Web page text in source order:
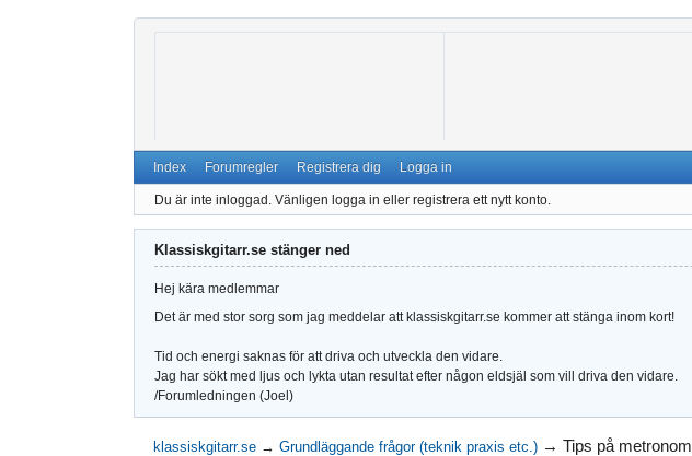
Index Forumregler Registrera dig Logga in
Du är inte inloggad. Vänligen logga in eller registrera ett nytt konto.
Klassiskgitarr.se stänger ned
Hej kära medlemmar
Det är med stor sorg som jag meddelar att klassiskgitarr.se kommer att stänga inom kort!
Tid och energi saknas för att driva och utveckla den vidare.
Jag har sökt med ljus och lykta utan resultat efter någon eldsjäl som vill driva den vidare.
/Forumledningen (Joel)
klassiskgitarr.se →Grundläggande frågor (teknik praxis etc.) →Tips på metronom